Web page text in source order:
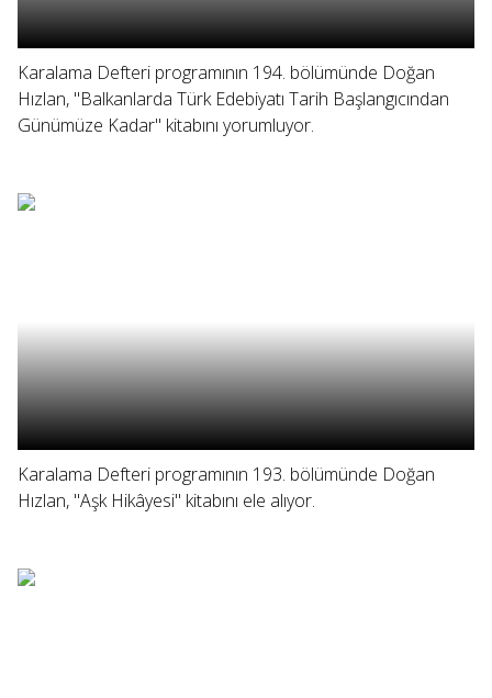
Karalama Defteri programının 194. bölümünde Doğan
Hızlan, "Balkanlarda Türk Edebiyatı Tarih Başlangıcından
Günümüze Kadar" kitabını yorumluyor.
Karalama Defteri programının 193. bölümünde Doğan
Hızlan, "Aşk Hikâyesi" kitabını ele alıyor.